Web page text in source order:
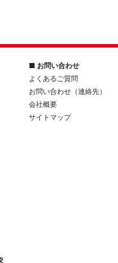
■ お問い合わせ
よくあるご質問
お問い合わせ（連絡先）
会社概要
サイトマップ